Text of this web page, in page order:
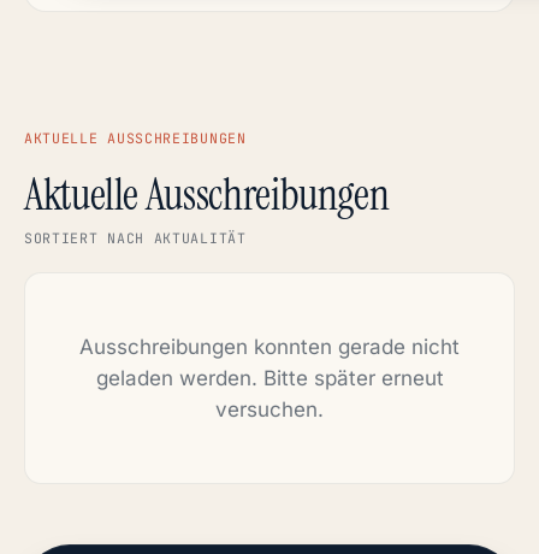
AKTUELLE AUSSCHREIBUNGEN
Aktuelle Ausschreibungen
SORTIERT NACH AKTUALITÄT
Ausschreibungen konnten gerade nicht
geladen werden. Bitte später erneut
versuchen.